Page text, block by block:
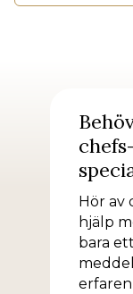
Hör av
hjälp
bara